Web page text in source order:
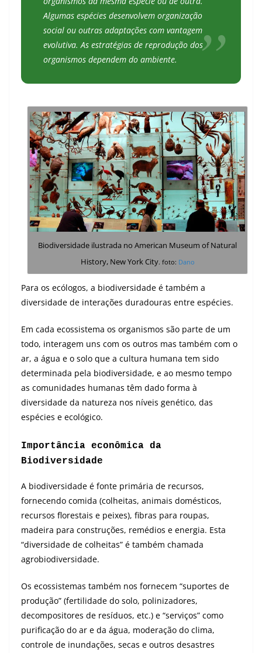
Algumas espécies desenvolvem organização
social ou outras adaptações com vantagem
evolutiva. As estratégias de reprodução dos
organismos dependem do ambiente.
Biodiversidade ilustrada no American Museum of Natural
History, New York City. foto: Dano
Para os ecólogos, a biodiversidade é também a
diversidade de interações duradouras entre espécies.
Em cada ecossistema os organismos são parte de um
todo, interagem uns com os outros mas também com o
ar, a água e o solo que a cultura humana tem sido
determinada pela biodiversidade, e ao mesmo tempo
as comunidades humanas têm dado forma à
diversidade da natureza nos níveis genético, das
espécies e ecológico.
Importância econômica da
Biodiversidade
A biodiversidade é fonte primária de recursos,
fornecendo comida (colheitas, animais domésticos,
recursos florestais e peixes), fibras para roupas,
madeira para construções, remédios e energia. Esta
“diversidade de colheitas” é também chamada
agrobiodiversidade.
Os ecossistemas também nos fornecem “suportes de
produção” (fertilidade do solo, polinizadores,
decompositores de resíduos, etc.) e “serviços” como
purificação do ar e da água, moderação do clima,
controle de inundações, secas e outros desastres